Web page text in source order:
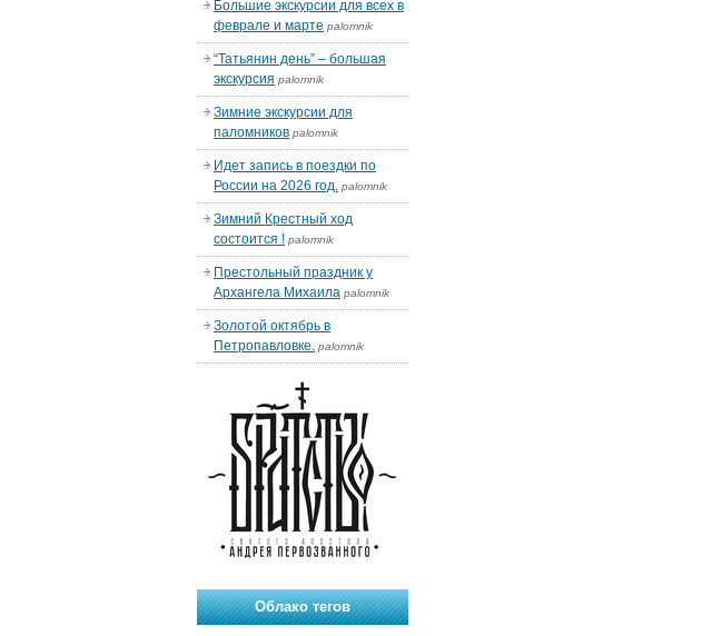
Большие экскурсии для всех в
феврале и марте palomnik
“Татьянин день” – большая
экскурсия palomnik
Зимние экскурсии для
паломников palomnik
Идет запись в поездки по
России на 2026 год. palomnik
Зимний Крестный ход
состоится ! palomnik
Престольный праздник у
Архангела Михаила palomnik
Золотой октябрь в
Петропавловке. palomnik
Облако тегов